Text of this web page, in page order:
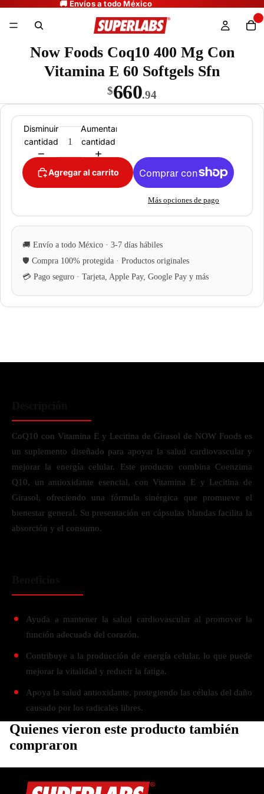
Now Foods Coq10 400 Mg Con
Vitamina E 60 Softgels Sfn
$660.94
Disminuir
cantidad
Aumentar
cantidad
Agregar al carrito
Más opciones de pago
CoQ10 con Vitamina E y Lecitina de Girasol de NOW Foods es
un suplemento diseñado para apoyar la salud cardiovascular y
mejorar la energía celular. Este producto combina Coenzima
Q10, un antioxidante esencial, con Vitamina E y Lecitina de
Girasol, ofreciendo una fórmula sinérgica que promueve el
bienestar general. Su presentación en cápsulas blandas facilita la
absorción y el consumo.
Ayuda a mantener la salud cardiovascular al promover la
función adecuada del corazón.
Contribuye a la producción de energía celular, lo que puede
mejorar la vitalidad y reducir la fatiga.
Apoya la salud antioxidante, protegiendo las células del daño
causado por los radicales libres.
Quienes vieron este producto también
compraron